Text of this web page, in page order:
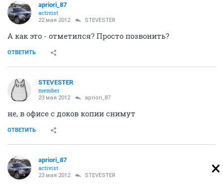
apriori_87
activist
22 мая 2012 STEVESTER
А как это - отметился? Просто позвонить?
ОТВЕТИТЬ
STEVESTER
member
23 мая 2012 apriori_87
не, в офисе с доков копии снимут
ОТВЕТИТЬ
apriori_87
activist
23 мая 2012 STEVESTER